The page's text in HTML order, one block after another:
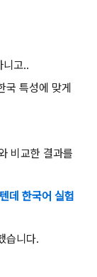
니고..
국 특성에 맞게
비교한 결과를
데 한국어 실험
습니다.